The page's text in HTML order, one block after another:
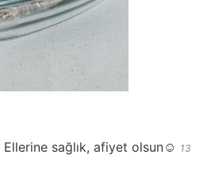
Ellerine sağlık, afiyet olsun☺️ 13